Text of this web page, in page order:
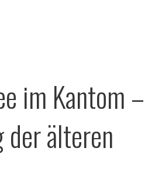
im Kantom –
der älteren